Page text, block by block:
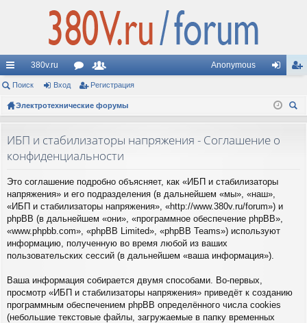
с
ы
и
380v.ru
ор
ум
ол
ьз
ат
Anonymous
д ис
Поиск Вход Регистрация
Электротехнические форумы
ИБП и стабилизаторы напряжения - Соглашение о
конфиденциальности
Это соглашение подробно объясняет, как «ИБП и стабилизаторы
напряжения» и его подразделения (в дальнейшем «мы», «наш»,
«ИБП и стабилизаторы напряжения», «http://www.380v.ru/forum») и
phpBB (в дальнейшем «они», «программное обеспечение phpBB»,
«www.phpbb.com», «phpBB Limited», «phpBB Teams») используют
информацию, полученную во время любой из ваших
пользовательских сессий (в дальнейшем «ваша информация»).
Ваша информация собирается двумя способами. Во-первых,
просмотр «ИБП и стабилизаторы напряжения» приведёт к созданию
программным обеспечением phpBB определённого числа cookies
(небольшие текстовые файлы, загружаемые в папку временных